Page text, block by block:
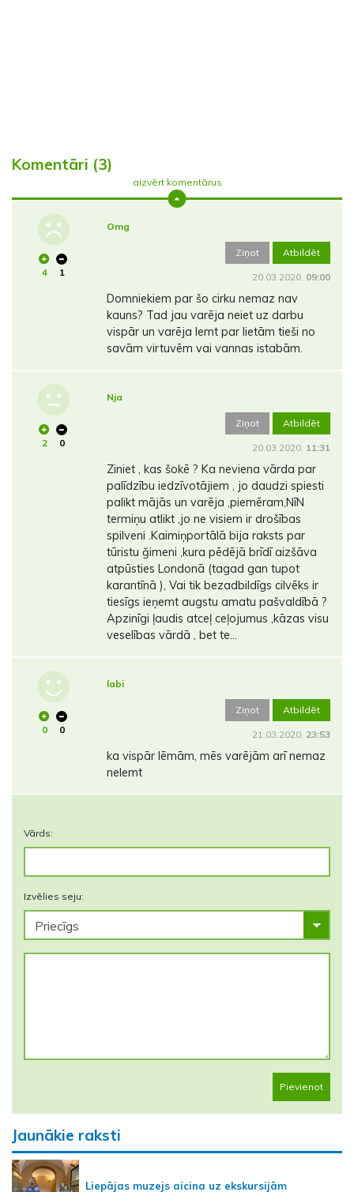
Komentāri (3)
aizvērt komentārus
4 1
Omg
Ziņot Atbildēt
20.03.2020. 09:00
Domniekiem par šo cirku nemaz nav
kauns? Tad jau varēja neiet uz darbu
vispār un varēja lemt par lietām tieši no
savām virtuvēm vai vannas istabām.
2 0
Nja
Ziņot Atbildēt
20.03.2020. 11:31
Ziniet , kas šokē ? Ka neviena vārda par
palīdzību iedzīvotājiem , jo daudzi spiesti
palikt mājās un varēja ,piemēram,NīN
termiņu atlikt ,jo ne visiem ir drošības
spilveni .Kaimiņportālā bija raksts par
tūristu ğimeni ,kura pēdējā brīdī aizšāva
atpūsties Londonā (tagad gan tupot
karantīnā ), Vai tik bezadbildīgs cilvēks ir
tiesīgs ieņemt augstu amatu pašvaldībā ?
Apzinīgi ļaudis atceļ ceļojumus ,kāzas visu
veselības vārdā , bet te...
0 0
labi
Ziņot Atbildēt
21.03.2020. 23:53
ka vispār lēmām, mēs varējām arī nemaz
nelemt
Vārds:
Izvēlies seju:
Pievienot
Jaunākie raksti
Liepājas muzejs aicina uz ekskursijām